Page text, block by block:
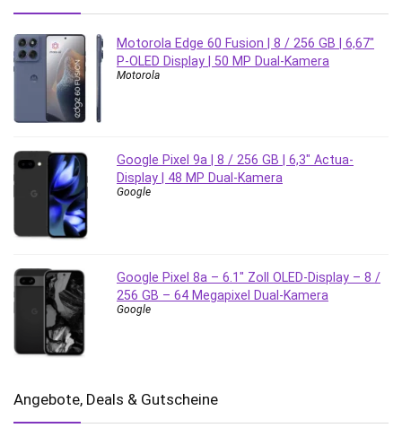
Motorola Edge 60 Fusion | 8 / 256 GB | 6,67″
P-OLED Display | 50 MP Dual-Kamera
Motorola
Google Pixel 9a | 8 / 256 GB | 6,3″ Actua-
Display | 48 MP Dual-Kamera
Google
Google Pixel 8a – 6.1″ Zoll OLED-Display – 8 /
256 GB – 64 Megapixel Dual-Kamera
Google
Angebote, Deals & Gutscheine